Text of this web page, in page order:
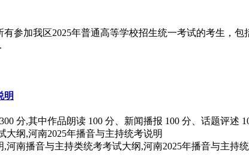
参加我区2025年普通高等学校招生统一考试的考生，
明
分,其中作品朗读 100 分、新闻播报 100 分、话题评述
河南播音与主持类统考考试大纲,河南2025年播音与主持